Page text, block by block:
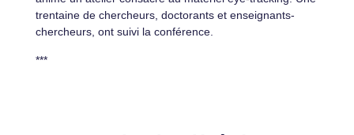
trentaine de chercheurs, doctorants et enseignants-
chercheurs, ont suivi la conférence.
***